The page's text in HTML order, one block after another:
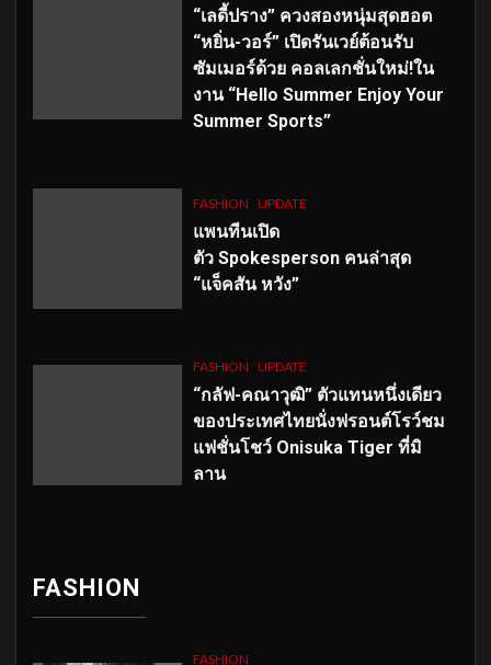
“เลดี้ปราง” ควงสองหนุ่มสุดฮอต
“หยิ่น-วอร์” เปิดรันเวย์ต้อนรับ
ซัมเมอร์ด้วย คอลเลกชั่นใหม่!ใน
งาน “Hello Summer Enjoy Your
Summer Sports”
FASHION UPDATE
แพนทีนเปิด
ตัว Spokesperson คนล่าสุด
“แจ็คสัน หวัง”
FASHION UPDATE
“กลัฟ-คณาวุฒิ” ตัวแทนหนึ่งเดียว
ของประเทศไทยนั่งฟรอนต์โรว์ชม
แฟชั่นโชว์ Onisuka Tiger ที่มิ
ลาน
FASHION
FASHION